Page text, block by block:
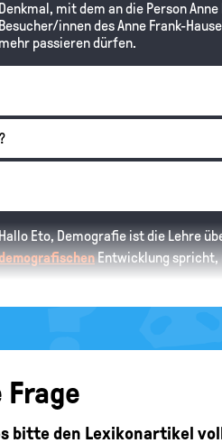
Denkmal, mit dem an die Person
Besucher/innen des Anne Frank-
mehr passieren dürfen.
Eto, Demografie ist die Lehre
Entwicklung spricht,
bitte den Lexikonartikel